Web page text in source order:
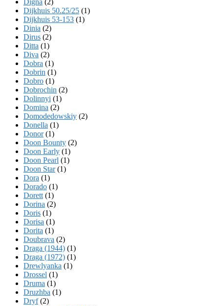
Dijkhuis 50.25/25 (1)
Dijkhuis 53-153 (1)
Dinia (2)
Dirus (2)
Ditta (1)
Diva (2)
Dobra (1)
Dobrin (1)
Dobro (1)
Dobrochin (2)
Dolinnyi (1)
Domina (2)
Domodedowskiy (2)
Donella (1)
Donor(1)
Doon Bounty (2)
Doon Early (1)
Doon Pearl (1)
Doon Star(1)
Dora (1)
Dorado (1)
Dorett (1)
Dorina (2)
Doris (1)
Dorisa (1)
Dorita (1)
Doubrava (2)
Draga (1944) (1)
Draga (1972) (1)
Drewlyanka (1)
Drossel (1)
Druma (1)
Druzhba (1)
Dryf(2)